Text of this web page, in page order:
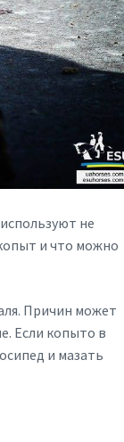
не
и что можно
Причин может
Если копыто в
и мазать